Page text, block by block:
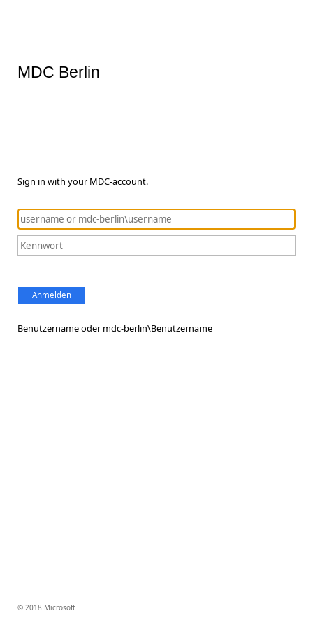
MDC Berlin
Sign in with your MDC-account.
Anmelden
Benutzername oder mdc-berlin\Benutzername
© 2018 Microsoft